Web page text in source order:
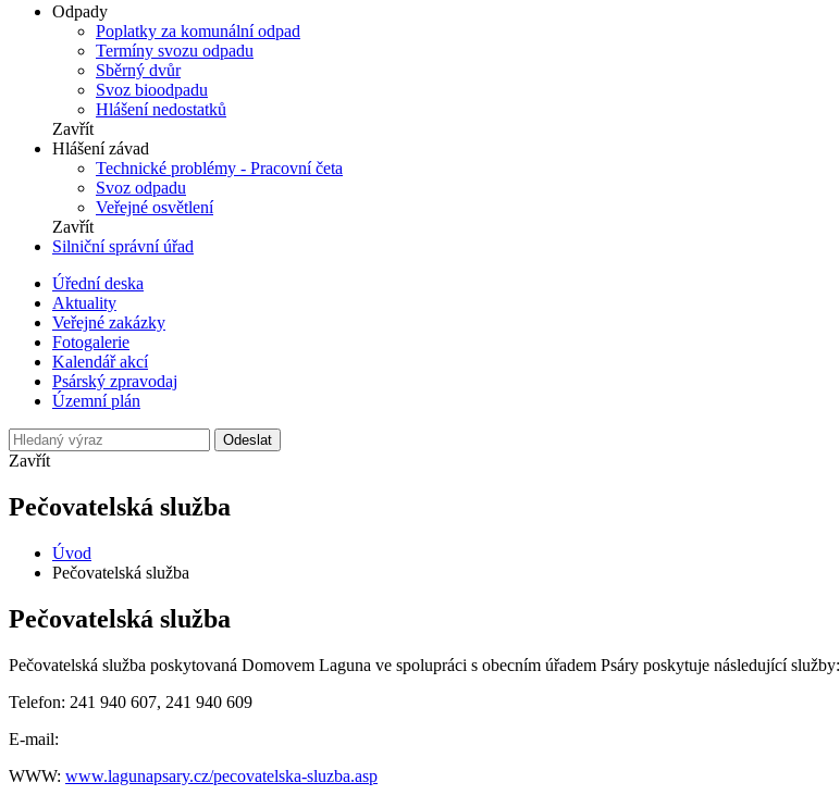
Odpady
Poplatky za komunální odpad
Termíny svozu odpadu
Sběrný dvůr
Svoz bioodpadu
Hlášení nedostatků
Zavřít
Hlášení závad
Technické problémy - Pracovní četa
Svoz odpadu
Veřejné osvětlení
Zavřít
Silniční správní úřad
Úřední deska
Aktuality
Veřejné zakázky
Fotogalerie
Kalendář akcí
Psárský zpravodaj
Územní plán
Odeslat
Zavřít
Pečovatelská služba
Úvod
Pečovatelská služba
Pečovatelská služba
Pečovatelská služba poskytovaná Domovem Laguna ve spolupráci s obecním úřadem Psáry poskytuje následující služby:
Telefon: 241 940 607, 241 940 609
E-mail:
WWW: www.lagunapsary.cz/pecovatelska-sluzba.asp